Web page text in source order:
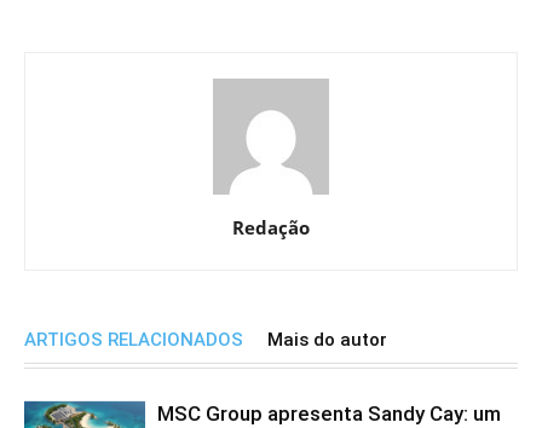
Redação
ARTIGOS RELACIONADOS Mais do autor
MSC Group apresenta Sandy Cay: um